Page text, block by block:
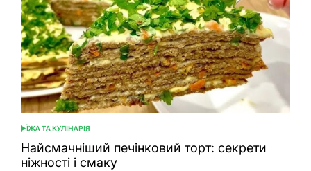
ОПУБЛІКУВАТИ
У
ЇЖА ТА КУЛІНАРІЯ
Найсмачніший печінковий торт: секрети
ніжності і смаку